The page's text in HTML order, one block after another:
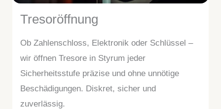
Tresoröffnung
Ob Zahlenschloss, Elektronik oder Schlüssel –
wir öffnen Tresore in Styrum jeder
Sicherheitsstufe präzise und ohne unnötige
Beschädigungen. Diskret, sicher und
zuverlässig.